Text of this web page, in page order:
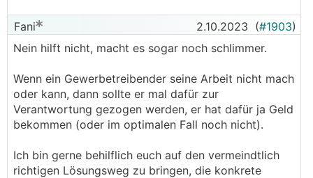
Fani 2.10.2023 (#1903)
Nein hilft nicht, macht es sogar noch schlimmer.
Wenn ein Gewerbetreibender seine Arbeit nicht mach
oder kann, dann sollte er mal dafür zur
Verantwortung gezogen werden, er hat dafür ja Geld
bekommen (oder im optimalen Fall noch nicht).
Ich bin gerne behilflich euch auf den vermeindtlich
richtigen Lösungsweg zu bringen, die konkrete